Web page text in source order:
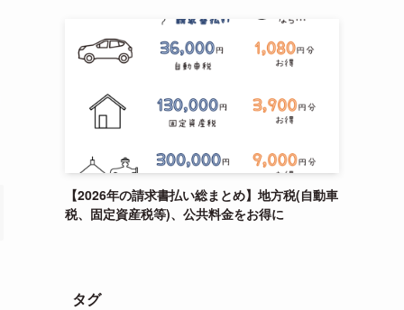
【2026年の請求書払い総まとめ】地方税(自動車
税、固定資産税等)、公共料金をお得に
タグ